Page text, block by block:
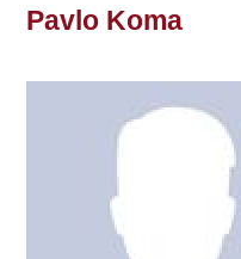
Pavlo Koma